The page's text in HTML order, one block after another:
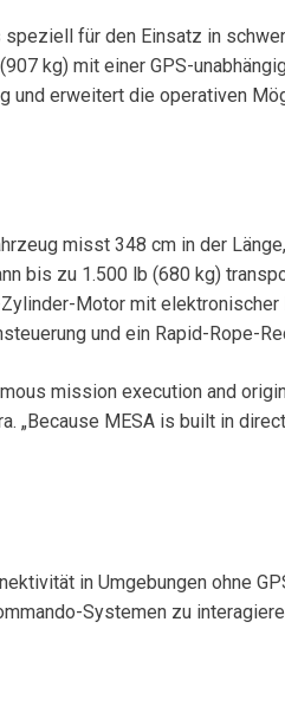
für den Einsatz in
kg) mit einer GPS-
erweitert die operativen
misst 348 cm in der
bis zu 1.500 lb (680 kg)
Motor mit
und ein Rapid-Rope-
mission execution and
„Because MESA is built in
in Umgebungen ohne
Systemen zu